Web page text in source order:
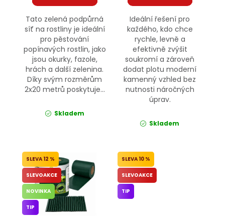
Tato zelená podpůrná
síť na rostliny je ideální
pro pěstování
popínavých rostlin, jako
jsou okurky, fazole,
hrách a další zelenina.
Díky svým rozměrům
2x20 metrů poskytuje...
Skladem
Ideální řešení pro
každého, kdo chce
rychle, levně a
efektivně zvýšit
soukromí a zároveň
dodat plotu moderní
kamenný vzhled bez
nutnosti náročných
úprav.
Skladem
12 %
SLEVOAKCE
NOVINKA
TIP
10 %
SLEVOAKCE
TIP